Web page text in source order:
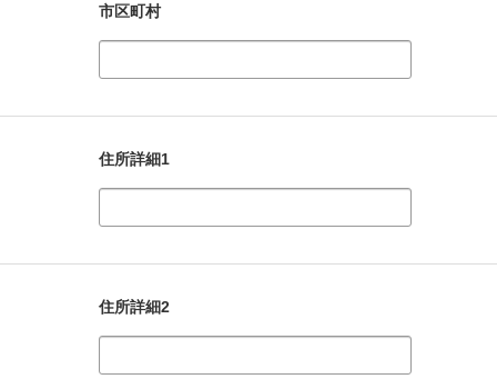
市区町村
住所詳細1
住所詳細2